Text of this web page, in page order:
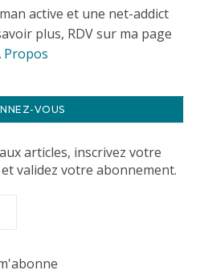
active et une net-addict
plus, RDV sur ma page
Propos
VOUS
articles, inscrivez votre
validez votre abonnement.